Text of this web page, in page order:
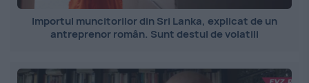
Importul muncitorilor din Sri Lanka, explicat de un
antreprenor român. Sunt destul de volatili